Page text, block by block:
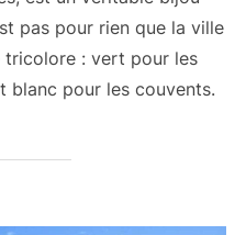
pas pour rien que la ville
: vert pour les
blanc pour les couvents.